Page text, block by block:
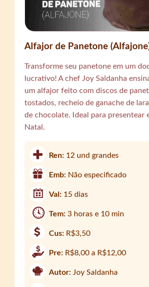
Alfajor de Panetone
Transforme seu panetone em um
lucrativo! A chef Joy Saldanha
um alfajor feito com discos de
tostados, recheio de ganache de
de chocolate. Ideal para presentear
Natal.
Ren: 12 und grandes
Emb: Não especificado
Val: 15 dias
Tem:3 horas e 10 min
Cus: R$3,50
Pre: R$8,00 a R$12,00
Autor: Joy Saldanha